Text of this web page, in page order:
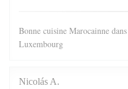
Bonne cuisine Marocainne
Luxembourg
Nicolás A